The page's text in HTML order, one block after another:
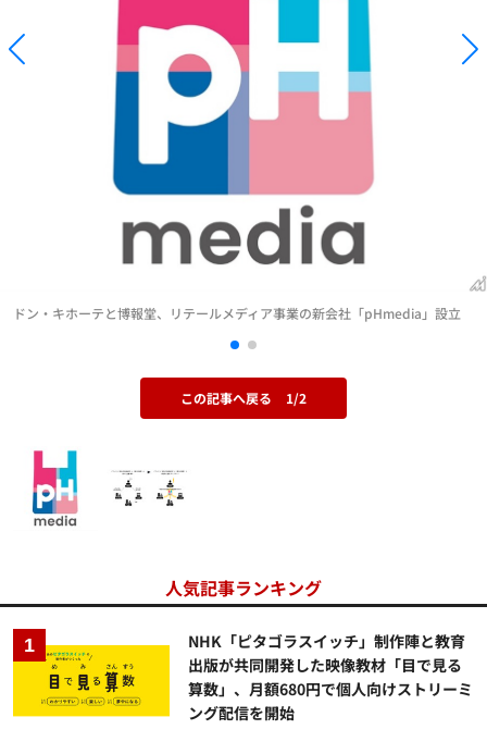
ドン・キホーテと博報堂、リテールメディア事業の新会社「pHmedia」設立
この記事へ戻る 1/2
人気記事ランキング
NHK「ピタゴラスイッチ」制作陣と教育
出版が共同開発した映像教材「目で見る
算数」、月額680円で個人向けストリーミ
ング配信を開始